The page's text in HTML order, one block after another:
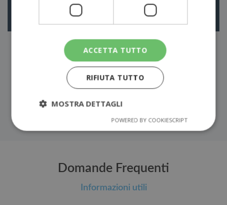
Altri inestetismi
E’ possibile inoltre eseguire medicazioni e controlli di ferite
chirurgiche oltre che la rimozione di punti e graffette a
pazienti operati in strutture lontane
Domande Frequenti
Informazioni utili
ACCETTA TUTTO
RIFIUTA TUTTO
MOSTRA DETTAGLI
POWERED BY COOKIESCRIPT